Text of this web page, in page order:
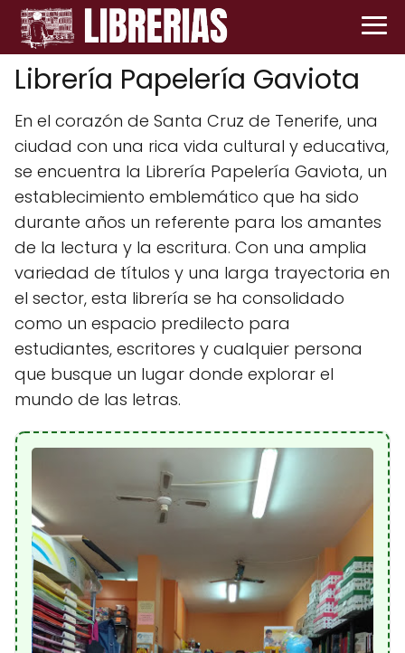
Librería Papelería Gaviota
En el corazón de Santa Cruz de Tenerife, una
ciudad con una rica vida cultural y educativa,
se encuentra la Librería Papelería Gaviota, un
establecimiento emblemático que ha sido
durante años un referente para los amantes
de la lectura y la escritura. Con una amplia
variedad de títulos y una larga trayectoria en
el sector, esta librería se ha consolidado
como un espacio predilecto para
estudiantes, escritores y cualquier persona
que busque un lugar donde explorar el
mundo de las letras.